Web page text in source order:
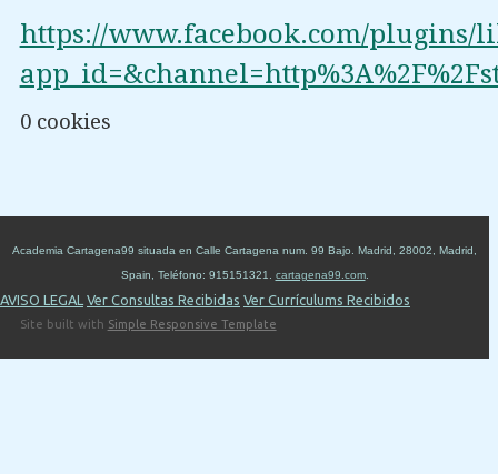
https://www.facebook.com/plugins/
0 cookies
Academia Cartagena99 situada en Calle Cartagena num. 99 Bajo Madrid 28002 Madrid
Spain
Teléfono: 915151321 cartagena99.com.
AVISO LEGAL Ver Consultas Recibidas Ver Currículums Recibidos
Site built with Simple Responsive Template